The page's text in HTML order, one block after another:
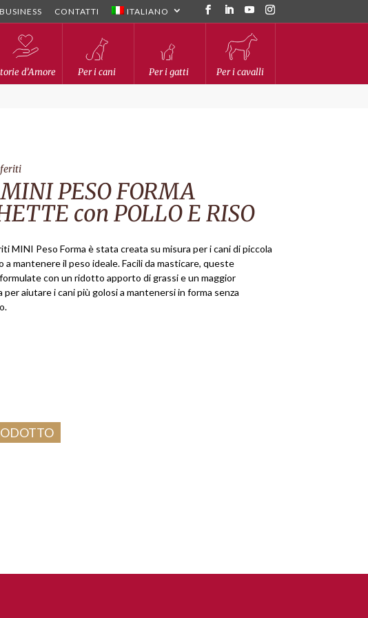
BUSINESS CONTATTI ITALIANO
d’Amore Per i cani Per i gatti Per i cavalli
PESO FORMA
con POLLO E RISO
MINI Peso Forma è stata creata su misura per i cani di piccola
a mantenere il peso ideale. Facili da masticare, queste
con un ridotto apporto di grassi e un maggior
aiutare i cani più golosi a mantenersi in forma senza